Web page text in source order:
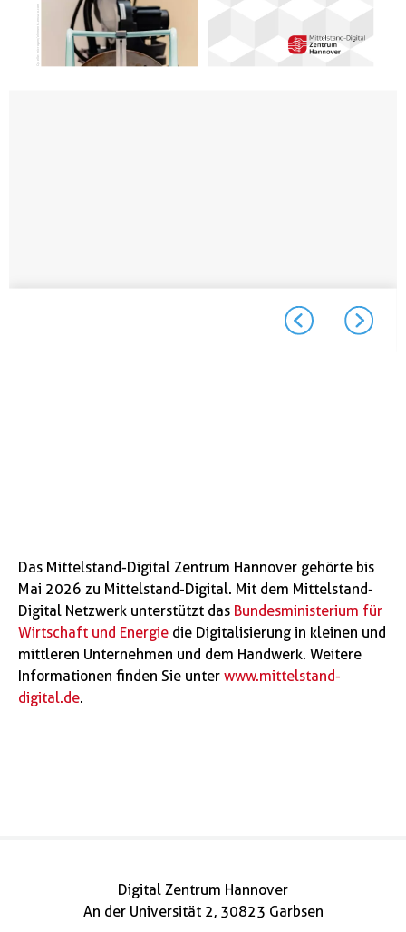
Das Mittelstand-Digital Zentrum Hannover gehörte bis
Mai 2026 zu Mittelstand-Digital. Mit dem Mittelstand-
Digital Netzwerk unterstützt das Bundesministerium für
Wirtschaft und Energie die Digitalisierung in kleinen und
mittleren Unternehmen und dem Handwerk. Weitere
Informationen finden Sie unter www.mittelstand-
digital.de.
Digital Zentrum Hannover
An der Universität 2, 30823 Garbsen